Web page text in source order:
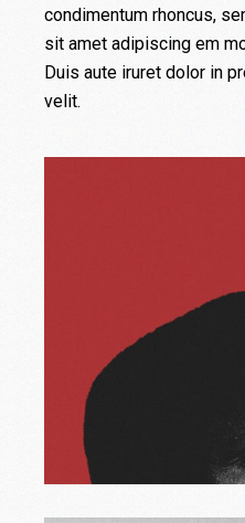
condimentum rhoncus,
sit amet adipiscing em
Duis aute iruret dolor in
velit.